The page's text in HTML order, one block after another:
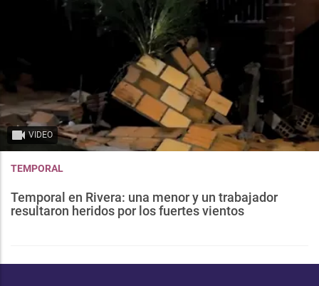
VIDEO
TEMPORAL
Temporal en Rivera: una menor y un trabajador
resultaron heridos por los fuertes vientos